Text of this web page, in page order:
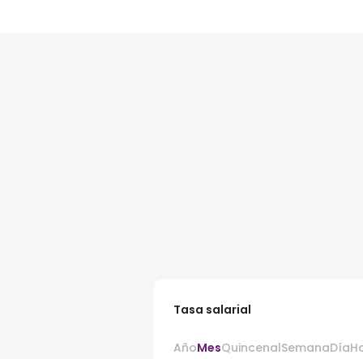
Tasa salarial
AñoMesQuincenalSemanaDía